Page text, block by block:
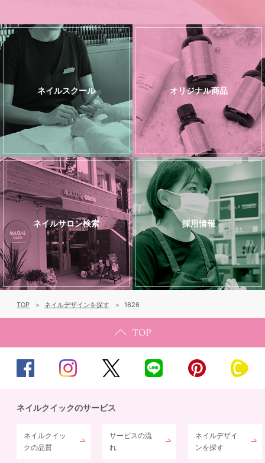
ネイルスクール オリジナル商品
ネイルサロン検索 採用情報
TOP ネイルデザインを探す 1626
ネイルクイックのサービス
ネイルクイッ
クの品質
サービスの流
れ
ネイルデザイ
ンを探す